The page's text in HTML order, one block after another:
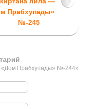
Прабхупады»
№-245
«Дом Прабхупады» №-244»